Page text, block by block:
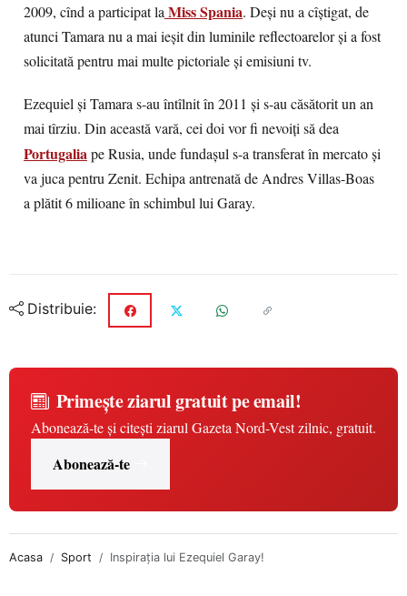
2009, cînd a participat laMiss Spania. Deşi nu a cîştigat, de
atunci Tamara nu a mai ieşit din luminile reflectoarelor şi a fost
solicitată pentru mai multe pictoriale şi emisiuni tv.
Ezequiel şi Tamara s-au întîlnit în 2011 şi s-au căsătorit un an
mai tîrziu. Din această vară, cei doi vor fi nevoiţi să dea
Portugaliape Rusia, unde fundaşul s-a transferat în mercato şi
va juca pentru Zenit. Echipa antrenată de Andres Villas-Boas
a plătit 6 milioane în schimbul lui Garay.
Distribuie:
Primește ziarul gratuit pe email!
Abonează-te și citești ziarul Gazeta Nord-Vest zilnic, gratuit.
Abonează-te
Acasa Sport Inspiraţia lui Ezequiel Garay!